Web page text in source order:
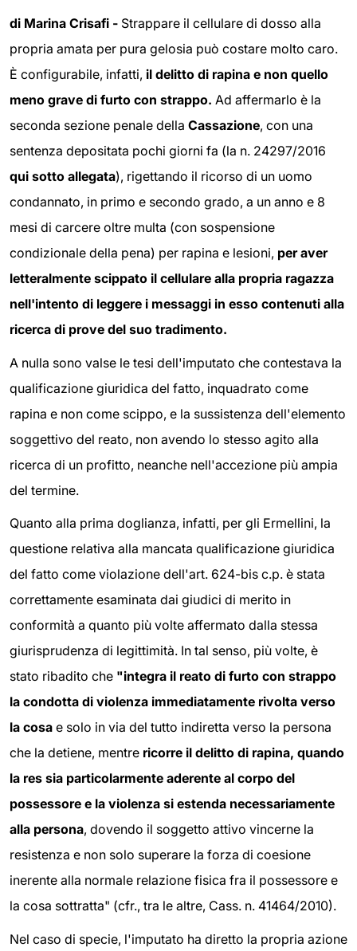
di Marina Crisafi - Strappare il cellulare di dosso alla
propria amata per pura gelosia può costare molto caro.
È configurabile, infatti, il delitto di rapina e non quello
meno grave di furto con strappo. Ad affermarlo è la
seconda sezione penale della Cassazione, con una
sentenza depositata pochi giorni fa (la n. 24297/2016
qui sotto allegata), rigettando il ricorso di un uomo
condannato, in primo e secondo grado, a un anno e 8
mesi di carcere oltre multa (con sospensione
condizionale della pena) per rapina e lesioni, per aver
letteralmente scippato il cellulare alla propria ragazza
nell'intento di leggere i messaggi in esso contenuti alla
ricerca di prove del suo tradimento.
A nulla sono valse le tesi dell'imputato che contestava la
qualificazione giuridica del fatto, inquadrato come
rapina e non come scippo, e la sussistenza dell'elemento
soggettivo del reato, non avendo lo stesso agito alla
ricerca di un profitto, neanche nell'accezione più ampia
del termine.
Quanto alla prima doglianza, infatti, per gli Ermellini, la
questione relativa alla mancata qualificazione giuridica
del fatto come violazione dell'art. 624-bis c.p. è stata
correttamente esaminata dai giudici di merito in
conformità a quanto più volte affermato dalla stessa
giurisprudenza di legittimità. In tal senso, più volte, è
stato ribadito che "integra il reato di furto con strappo
la condotta di violenza immediatamente rivolta verso
la cosa e solo in via del tutto indiretta verso la persona
che la detiene, mentre ricorre il delitto di rapina, quando
la res sia particolarmente aderente al corpo del
possessore e la violenza si estenda necessariamente
alla persona, dovendo il soggetto attivo vincerne la
resistenza e non solo superare la forza di coesione
inerente alla normale relazione fisica fra il possessore e
la cosa sottratta" (cfr., tra le altre, Cass. n. 41464/2010).
Nel caso di specie, l'imputato ha diretto la propria azione